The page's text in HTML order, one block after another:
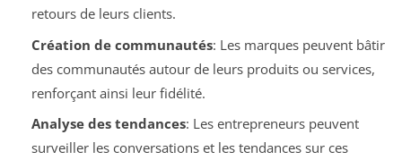
retours de leurs clients.
Création de communautés: Les marques peuvent bâtir
des communautés autour de leurs produits ou services,
renforçant ainsi leur fidélité.
Analyse des tendances: Les entrepreneurs peuvent
surveiller les conversations et les tendances sur ces